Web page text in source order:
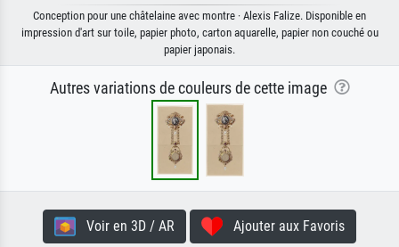
Conception pour une châtelaine avec montre · Alexis Falize. Disponible en
impression d'art sur toile, papier photo, carton aquarelle, papier non couché ou
papier japonais.
Autres variations de couleurs de cette image
Voir en 3D / AR Ajouter aux Favoris